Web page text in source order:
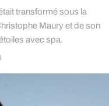
transformé sous la
Maury et de son
avec spa.